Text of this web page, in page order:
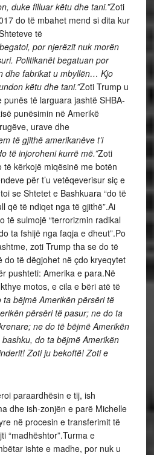
duke filluar këtu dhe tani.”Zoti
do të mbahet mend si dita kur
të
por njerëzit nuk morën
Politikanët begatuan por
dhe fabrikat u mbyllën… Kjo
këtu dhe tani.”Zoti Trump u
të larguara jashtë SHBA-
punësimin në Amerikë
urave dhe
të gjithë amerikanëve t’i
të injoroheni kurrë më.”Zoti
kërkojë miqësinë me botën
për t’u vetëqeverisur siç e
se Shtetet e Bashkuara “do të
që të ndiqet nga të gjithë”.Ai
të sulmojë “terrorizmin radikal
ta fshijë nga faqja e dheut”.Po
zoti Trump tha se do të
do të dëgjohet në çdo kryeqytet
pushteti: Amerika e para.Në
motos, e cila e bëri atë të
ta bëjmë Amerikën përsëri të
përsëri të pasur; ne do ta
ne do të bëjmë Amerikën
do ta bëjmë Amerikën
Zoti ju bekoftë! Zoti e
paraardhësin e tij, ish
dhe ish-zonjën e parë Michelle
në procesin e transferimit të
“madhështor”.Turma e
ishte e madhe, por nuk u